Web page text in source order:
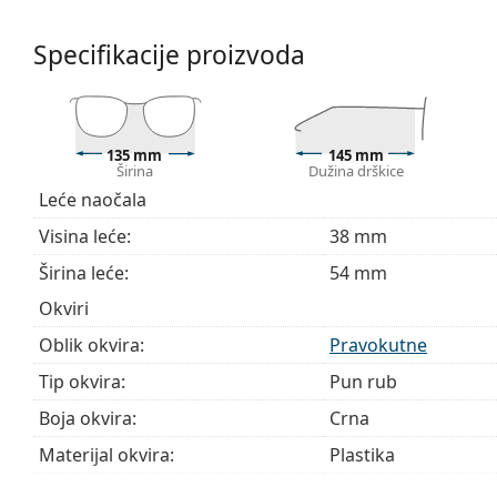
Naočale isporučujemo s originalnom futrolom. Boja
Krpa koja se nalazi u pakiranju idealna je za
sadržavati tekstilnu vrećicu.
Istražite cijelu ponudu
dioptrijskih naočalakako biste
kupnju naočala
ako trebate pomoć pri odabiru.
Ovo je medicinski proizvod. Prije uporabe pročitajte
Specifikacije proizvoda
135 mm
Širina
145 mm
Dužina drškice
Leće naočala
Visina leće:
38 mm
Širina leće:
54 mm
Okviri
Oblik okvira:
Pravokutne
Tip okvira:
Pun rub
Boja okvira:
Crna
Materijal okvira:
Plastika